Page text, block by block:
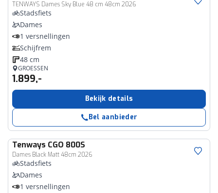
TENWAYS Dames Sky Blue 48 cm 48cm 2026
Stadsfiets
Dames
1 versnellingen
Schijfrem
48 cm
GROESSEN
1.899,-
Bekijk details
Bel aanbieder
Tenways CGO 800S
Dames Black Matt 48cm 2026
Stadsfiets
Dames
1 versnellingen